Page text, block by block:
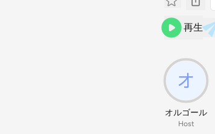
再生
オルゴール
Host